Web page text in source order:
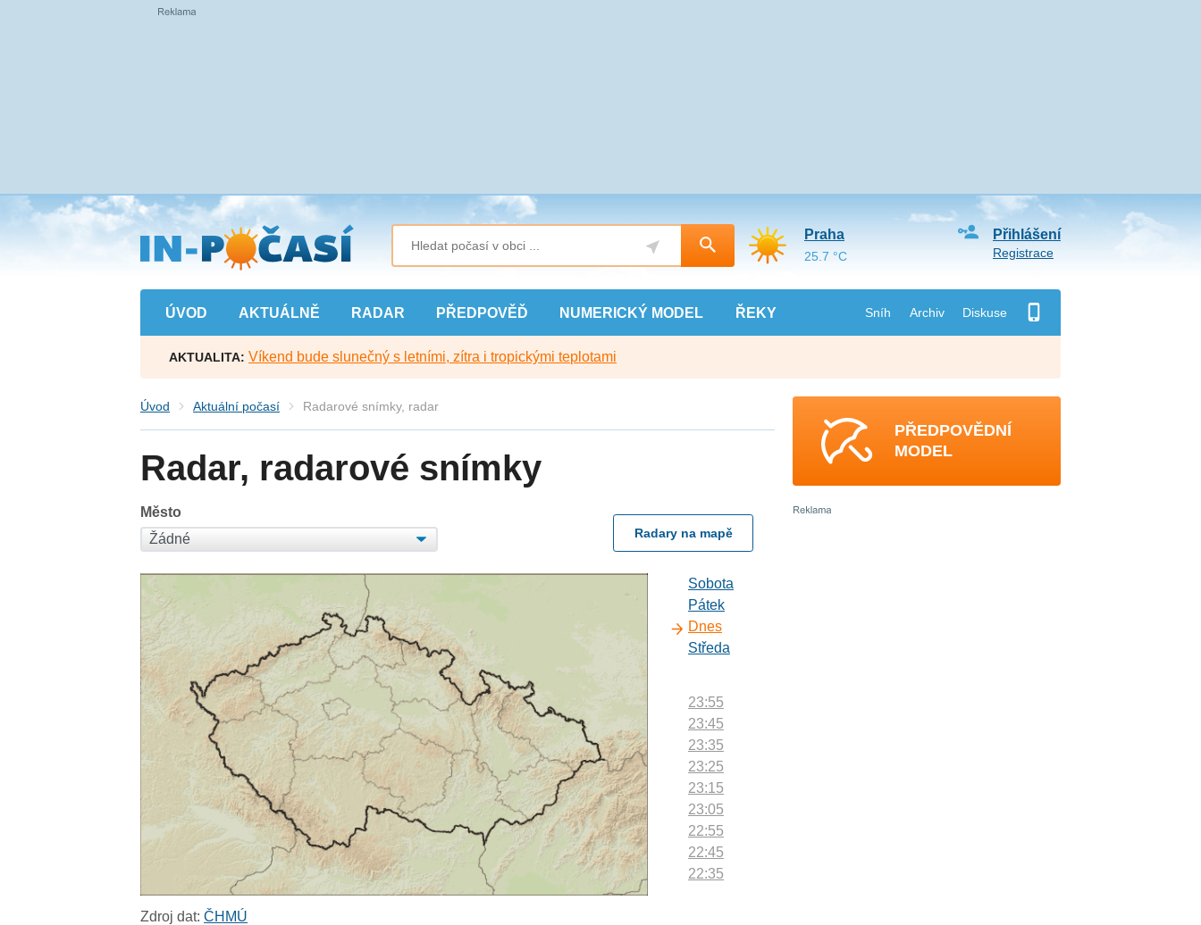
Přejít
na
hlavní
obsah
ÚVOD AKTUÁLNĚ RADAR PŘEDPOVĚĎ NUMERICKÝ MODEL ŘEKY Sníh Archiv Diskuse
Přihlášení
Registrace
Praha
25.7 °C
AKTUALITA: Víkend bude slunečný s letními, zítra i tropickými teplotami
Úvod Aktuální počasí Radarové snímky, radar
Radar, radarové snímky
Město
Radary na mapě
Sobota
Pátek
Dnes
Středa
23:55
23:45
23:35
23:25
23:15
23:05
22:55
22:45
22:35
Zdroj dat:ČHMÚ
PŘEDPOVĚDNÍ
MODEL